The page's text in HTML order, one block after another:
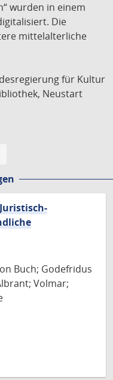
wurden in einem
Die
mittelalterliche
für Kultur
Neustart
Buch; Godefridus
Volmar;